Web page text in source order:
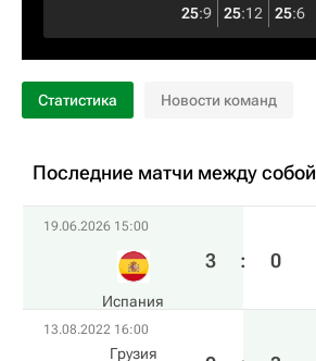
25:9 25:12 25:6
Статистика Новости команд
Последние матчи между собой
19.06.2026 15:00
Испания
3 : 0
13.08.2022 16:00
Грузия